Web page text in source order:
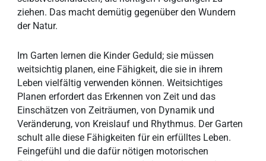
ziehen. Das macht demütig gegenüber den Wundern
der Natur.
Im Garten lernen die Kinder Geduld; sie müssen
weitsichtig planen, eine Fähigkeit, die sie in ihrem
Leben vielfältig verwenden können. Weitsichtiges
Planen erfordert das Erkennen von Zeit und das
Einschätzen von Zeiträumen, von Dynamik und
Veränderung, von Kreislauf und Rhythmus. Der Garten
schult alle diese Fähigkeiten für ein erfülltes Leben.
Feingefühl und die dafür nötigen motorischen